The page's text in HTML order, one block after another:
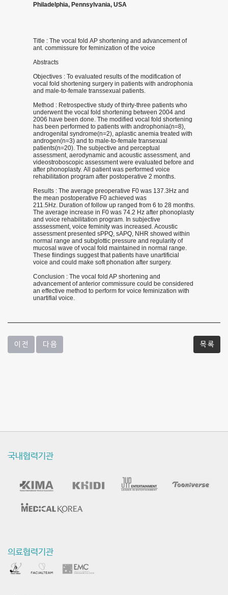
Philadelphia, Pennsylvania, USA
Title : The vocal fold AP shortening and advancement of
ant. commissure for feminization of the voice
Abstracts
Objectives : To evaluated results of the modification of
vocal fold shortening surgery in patients with androphonia
and male-to-female transsexual patients.
Method : Retrospective study of thirty-three patients who
underwent the vocal fold shortening between 2004 and
2006 have been done. The modified vocal fold shortening
has been performed to patients with androphonia(n=8),
androgenital syndrome(n=2), aplastic anemia treated with
androgen(n=3) and to male-to-female transexual
patients(n=20). The subjective and perceptual
assessment, aerodynamic and acoustic assessment, and
videostroboscopic assessment were evaluated before and
after phonoplasty. All patient was performed voice
rehabilitation program after postoperative 2 months.
Results : The average preoperative F0 was 137.3Hz and
the mean postoperative F0 achieved was
211.5Hz. Duration of follow up ranged from 6 to 28 months.
The average increase in F0 was 74.2 Hz after phonoplasty
and voice rehabilitation program. In subjective
asssessment, voice feminity was increased. Acoustic
assessment presented sPPQ, sAPQ, NHR showed within
normal range and subglottic pressure and regularity of
mucosal wave of vocal fold maintained in normal range.
These fiindings suggest that patients have unartificial
voice and could make soft phonation after surgery.
Conclusion : The vocal fold AP shortening and
advancement of anterior commissure could be considered
an effective method to perform for voice feminization with
unartifial voice.
이 전 다 음 목 록
국내협력기관
의료협력기관